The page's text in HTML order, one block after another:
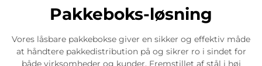
Pakkeboks-løsning
Vores låsbare pakkebokse giver en sikker og effektiv måde
at håndtere pakkedistribution på og sikrer ro i sindet for
både virksomheder og kunder. Fremstillet af stål i høj